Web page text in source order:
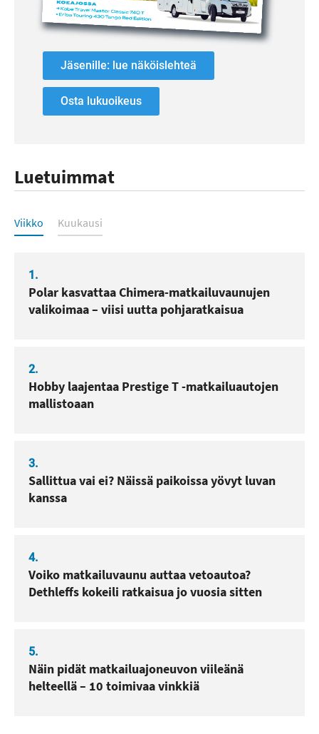
Jäsenille: lue näköislehteä
Osta lukuoikeus
Luetuimmat
Luetuimmat
Viikko Kuukausi
1.
Polar kasvattaa Chimera-matkailuvaunujen
valikoimaa – viisi uutta pohjaratkaisua
2.
Hobby laajentaa Prestige T -matkailuautojen
mallistoaan
3.
Sallittua vai ei? Näissä paikoissa yövyt luvan
kanssa
4.
Voiko matkailuvaunu auttaa vetoautoa?
Dethleffs kokeili ratkaisua jo vuosia sitten
5.
Näin pidät matkailuajoneuvon viileänä
helteellä – 10 toimivaa vinkkiä